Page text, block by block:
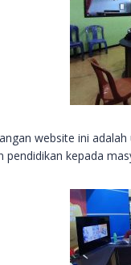
website ini
kepada